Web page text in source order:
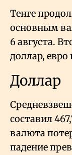
Тенге
основным
6 августа.
доллар,
Доллар
составил
валюта
падение